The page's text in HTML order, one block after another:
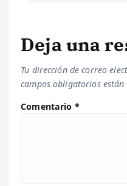
Deja una
Tu dirección de correo
campos obligatorios están
Comentario *